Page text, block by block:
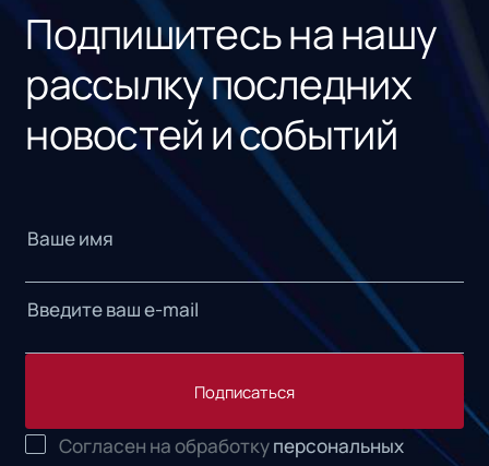
Подпишитесь на нашу
рассылку последних
новостей и событий
Подписаться
Согласен на обработкуперсональных